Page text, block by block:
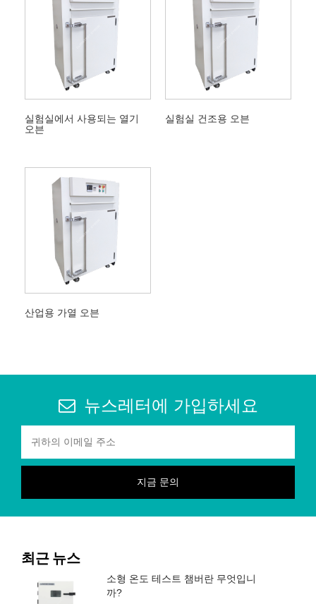
실험실에서 사용되는 열기
오븐
실험실 건조용 오븐
산업용 가열 오븐
뉴스레터에 가입하세요
최근 뉴스
소형 온도 테스트 챔버란 무엇입니
까?